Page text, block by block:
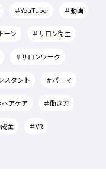
＃YouTuber ＃動画
ーン ＃サロン衛生
＃サロンワーク
スタント ＃パーマ
ヘアケア ＃働き方
金 ＃VR